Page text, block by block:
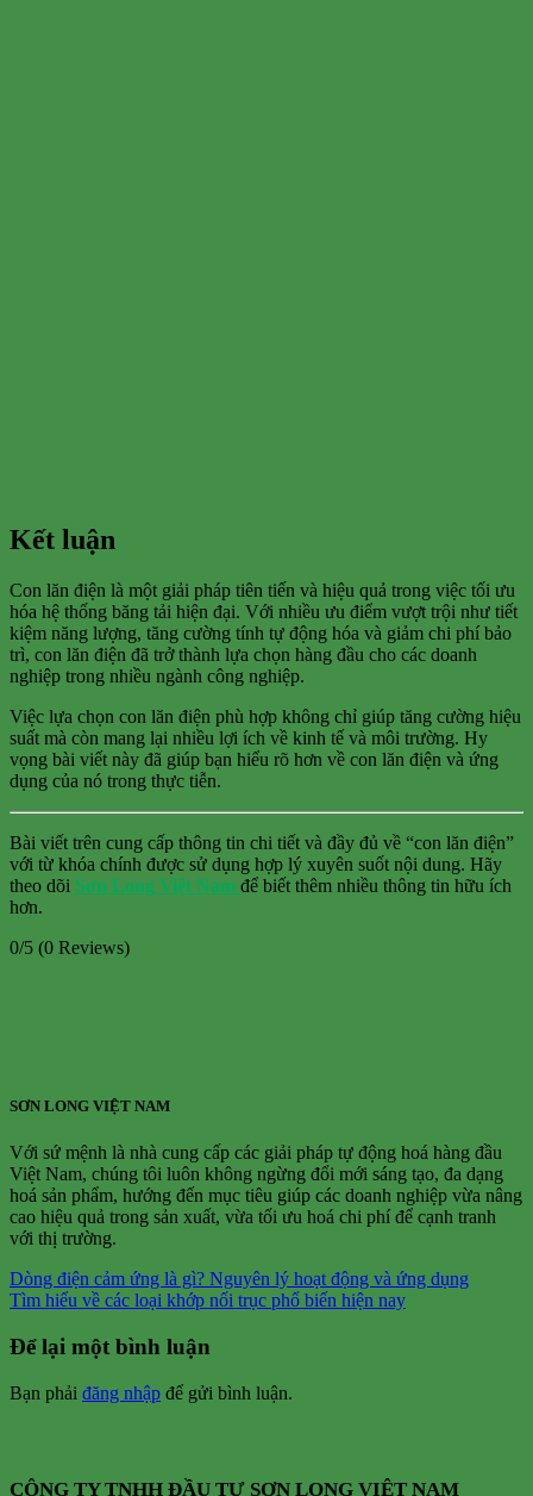
Kết luận
Con lăn điện là một giải pháp tiên tiến và hiệu quả trong việc tối ưu
hóa hệ thống băng tải hiện đại. Với nhiều ưu điểm vượt trội như tiết
kiệm năng lượng, tăng cường tính tự động hóa và giảm chi phí bảo
trì, con lăn điện đã trở thành lựa chọn hàng đầu cho các doanh
nghiệp trong nhiều ngành công nghiệp.
Việc lựa chọn con lăn điện phù hợp không chỉ giúp tăng cường hiệu
suất mà còn mang lại nhiều lợi ích về kinh tế và môi trường. Hy
vọng bài viết này đã giúp bạn hiểu rõ hơn về con lăn điện và ứng
dụng của nó trong thực tiễn.
Bài viết trên cung cấp thông tin chi tiết và đầy đủ về “con lăn điện”
với từ khóa chính được sử dụng hợp lý xuyên suốt nội dung. Hãy
theo dõi Sơn Long Việt Nam để biết thêm nhiều thông tin hữu ích
hơn.
0/5 (0 Reviews)
SƠN LONG VIỆT NAM
Với sứ mệnh là nhà cung cấp các giải pháp tự động hoá hàng đầu
Việt Nam, chúng tôi luôn không ngừng đổi mới sáng tạo, đa dạng
hoá sản phẩm, hướng đến mục tiêu giúp các doanh nghiệp vừa nâng
cao hiệu quả trong sản xuất, vừa tối ưu hoá chi phí để cạnh tranh
với thị trường.
Dòng điện cảm ứng là gì? Nguyên lý hoạt động và ứng dụng
Tìm hiểu về các loại khớp nối trục phổ biến hiện nay
Để lại một bình luận
Bạn phải đăng nhập để gửi bình luận.
CÔNG TY TNHH ĐẦU TƯ SƠN LONG VIỆT NAM